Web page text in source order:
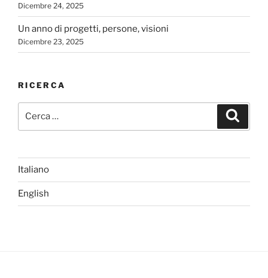
Dicembre 24, 2025
Un anno di progetti, persone, visioni
Dicembre 23, 2025
RICERCA
Italiano
English